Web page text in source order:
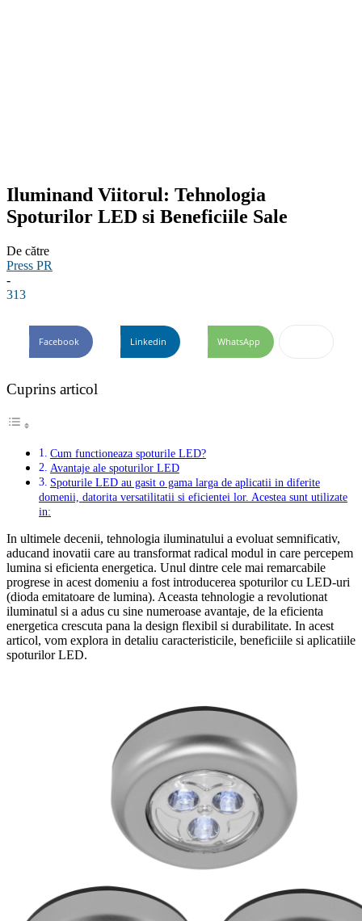
Iluminand Viitorul: Tehnologia
Spoturilor LED si Beneficiile Sale
De către
Press PR
-
313
Facebook Linkedin WhatsApp
Cuprins articol
Cum functioneaza spoturile LED?
Avantaje ale spoturilor LED
Spoturile LED au gasit o gama larga de aplicatii in diferite
domenii, datorita versatilitatii si eficientei lor. Acestea sunt utilizate
in:
In ultimele decenii, tehnologia iluminatului a evoluat semnificativ,
aducand inovatii care au transformat radical modul in care percepem
lumina si eficienta energetica. Unul dintre cele mai remarcabile
progrese in acest domeniu a fost introducerea spoturilor cu LED-uri
(dioda emitatoare de lumina). Aceasta tehnologie a revolutionat
iluminatul si a adus cu sine numeroase avantaje, de la eficienta
energetica crescuta pana la design flexibil si durabilitate. In acest
articol, vom explora in detaliu caracteristicile, beneficiile si aplicatiile
spoturilor LED.